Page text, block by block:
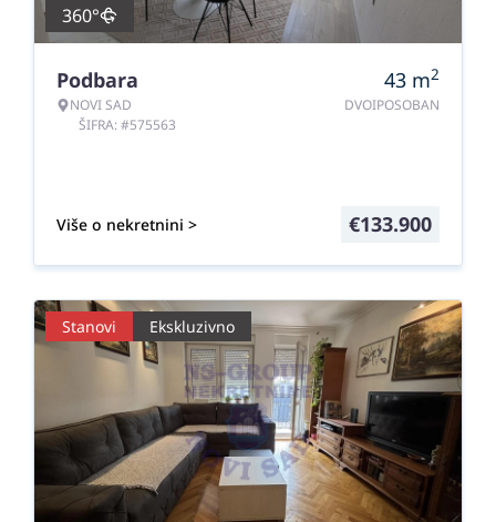
360°
Podbara
NOVI SAD
ŠIFRA: #575563
43 m2
DVOIPOSOBAN
Više o nekretnini > €133.900
Stanovi Ekskluzivno